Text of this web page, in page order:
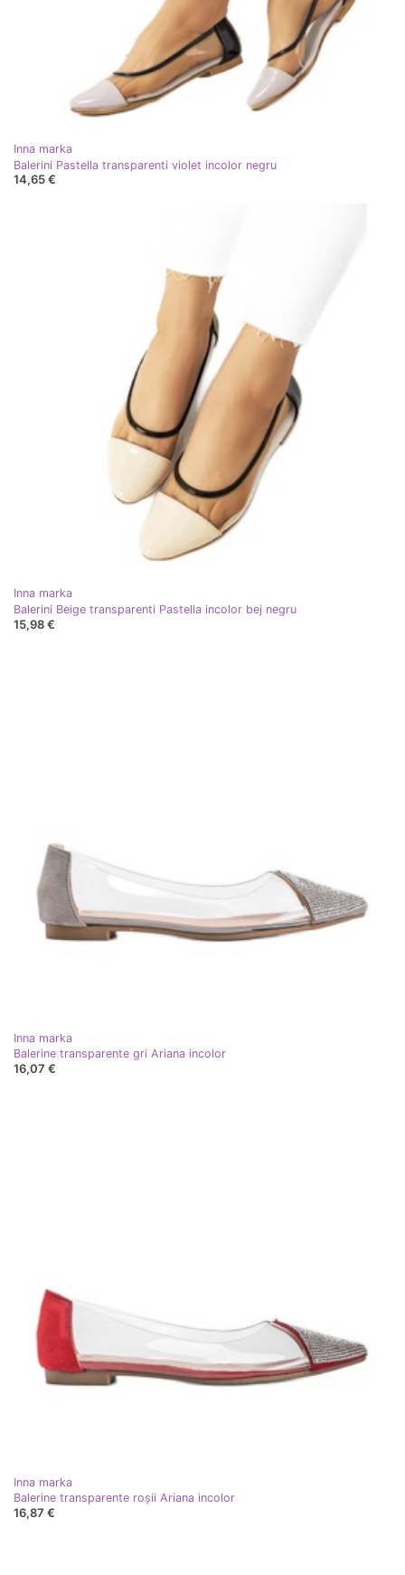
Inna marka
Balerini Pastella transparenti violet incolor negru
14,65 €
Inna marka
Balerini Beige transparenti Pastella incolor bej negru
15,98 €
Inna marka
Balerine transparente gri Ariana incolor
16,07 €
Inna marka
Balerine transparente roșii Ariana incolor
16,87 €